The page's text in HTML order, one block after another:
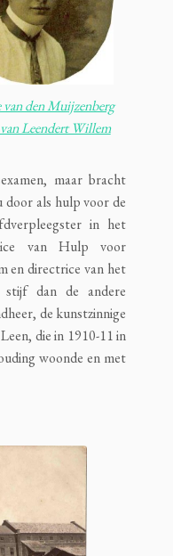
den Muijzenberg
Leendert Willem
maar bracht
door als hulp voor de
in het
van Hulp voor
en directrice van het
stijf dan de andere
de kunstzinnige
die in 1910-11 in
woonde en met